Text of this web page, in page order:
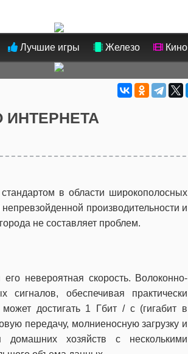
Лучшие игры Железо Кино
в области широкополосных
производительности и
не составляет проблем.
невероятная скорость. Волоконно-
обеспечивая практически
достигать 1 Гбит / с (гигабит в
передачу, молниеносную загрузку и
хозяйств с несколькими